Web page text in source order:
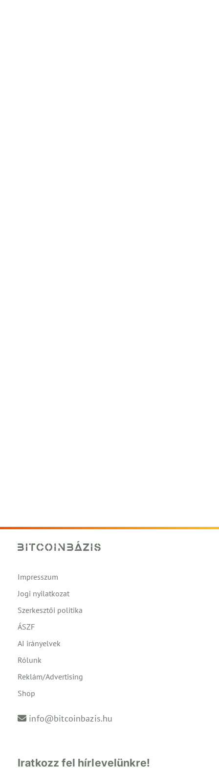
Impresszum
Jogi nyilatkozat
Szerkesztői politika
ÁSZF
AI irányelvek
Rólunk
Reklám/Advertising
Shop
info@bitcoinbazis.hu
Iratkozz fel hírlevelünkre!